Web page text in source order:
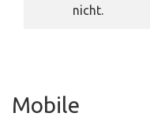
nicht.
Mobile